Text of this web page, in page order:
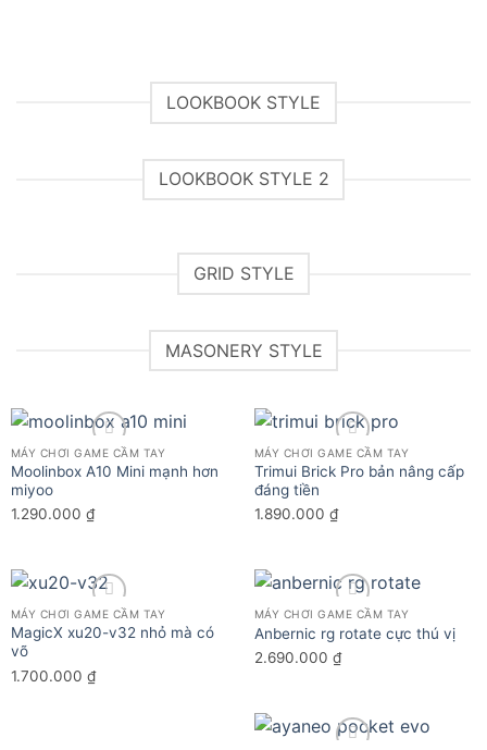
LOOKBOOK STYLE
LOOKBOOK STYLE 2
GRID STYLE
MASONERY STYLE
MÁY CHƠI GAME CẦM TAY
Moolinbox A10 Mini mạnh hơn
miyoo
1.290.000 ₫
MÁY CHƠI GAME CẦM TAY
Trimui Brick Pro bản nâng cấp
đáng tiền
1.890.000 ₫
MÁY CHƠI GAME CẦM TAY
MagicX xu20-v32 nhỏ mà có
võ
1.700.000 ₫
Add to wishlist
MÁY CHƠI GAME CẦM TAY
Anbernic rg rotate cực thú vị
2.690.000 ₫